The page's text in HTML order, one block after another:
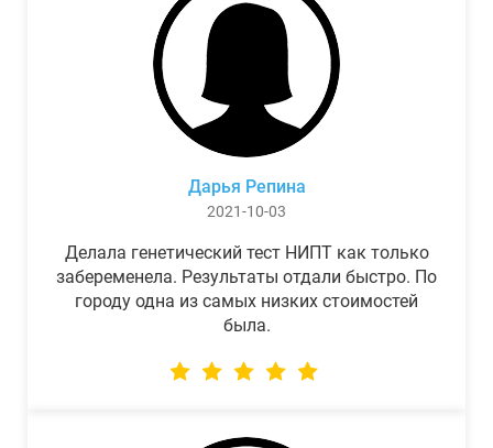
Дарья Репина
2021-10-03
Делала генетический тест НИПТ как только
забеременела. Результаты отдали быстро. По
городу одна из самых низких стоимостей
была.